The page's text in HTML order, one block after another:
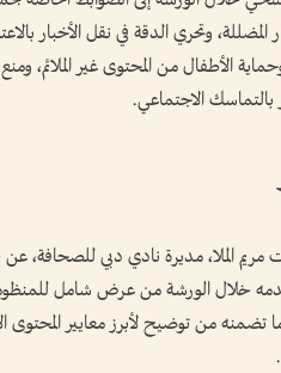
المضللة، وتحري الدقة في نقل الأخبار
الأطفال من المحتوى غير
بالتماسك الاجتماعي.
الملا، مديرة نادي دبي للصحافة،
خلال الورشة من عرض شامل للمنظومة
تضمنه من توضيح لأبرز معايير